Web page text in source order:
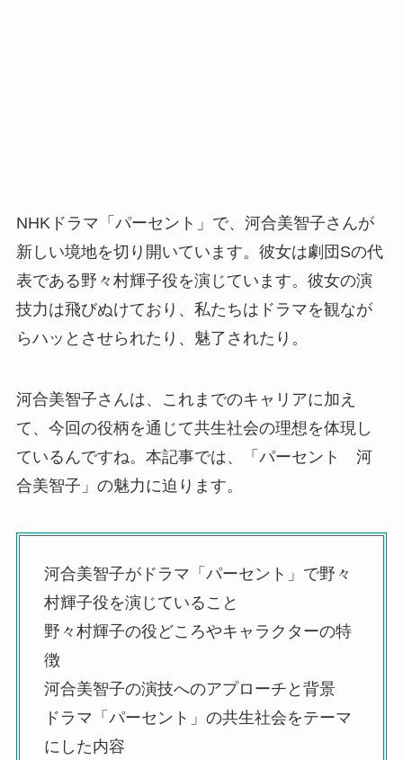
NHKドラマ「パーセント」で、河合美智子さんが
新しい境地を切り開いています。彼女は劇団Sの代
表である野々村輝子役を演じています。彼女の演
技力は飛びぬけており、私たちはドラマを観なが
らハッとさせられたり、魅了されたり。
河合美智子さんは、これまでのキャリアに加え
て、今回の役柄を通じて共生社会の理想を体現し
ているんですね。本記事では、「パーセント 河
合美智子」の魅力に迫ります。
河合美智子がドラマ「パーセント」で野々
村輝子役を演じていること
野々村輝子の役どころやキャラクターの特
徴
河合美智子の演技へのアプローチと背景
ドラマ「パーセント」の共生社会をテーマ
にした内容